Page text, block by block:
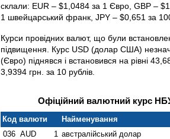
склали: EUR – $1,0484 за 1 Євро, GBP –
1 швейцарський франк, JPY – $0,651 за
Курси провідних валют, що були
підвищення. Курс USD (долар США)
(Євро) піднявся і встановився на рівні
3,9394 грн. за 10 рублів.
Офіційний валютний курс
Код валюти Найменування
036 AUD 1 австралійський долар